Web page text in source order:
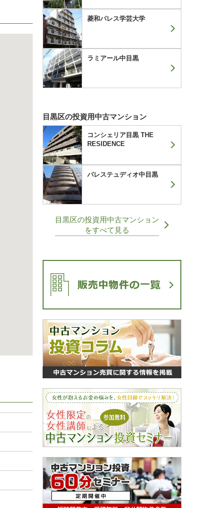
菱和パレス学芸大学
ラミアール中目黒
目黒区の投資用中古マンション
コンシェリア目黒 THE
RESIDENCE
パレステュディオ中目黒
目黒区の投資用中古マンション
をすべて見る